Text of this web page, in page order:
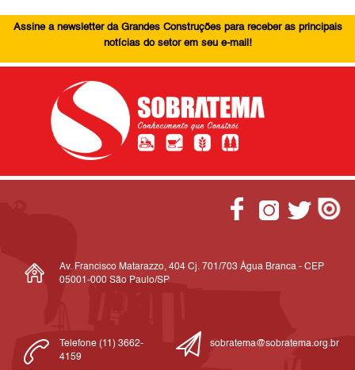
Assine a newsletter da Grandes Construções para receber as principais
notícias do setor em seu e-mail!
Av. Francisco Matarazzo, 404 Cj. 701/703 Água Branca - CEP
05001-000 São Paulo/SP
Telefone (11) 3662-
4159
sobratema@sobratema.org.br